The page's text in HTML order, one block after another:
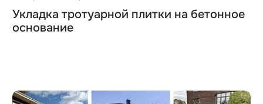
Укладка тротуарной плитки на бетонное
основание